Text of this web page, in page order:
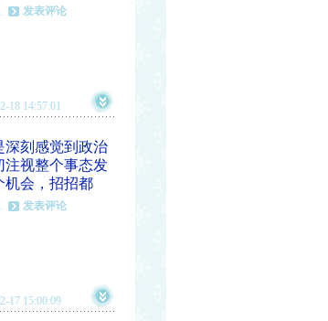
发表评论
18 14:57:01
刻感觉到政治
注视整个事态发
机会，招招都
发表评论
17 15:00:09